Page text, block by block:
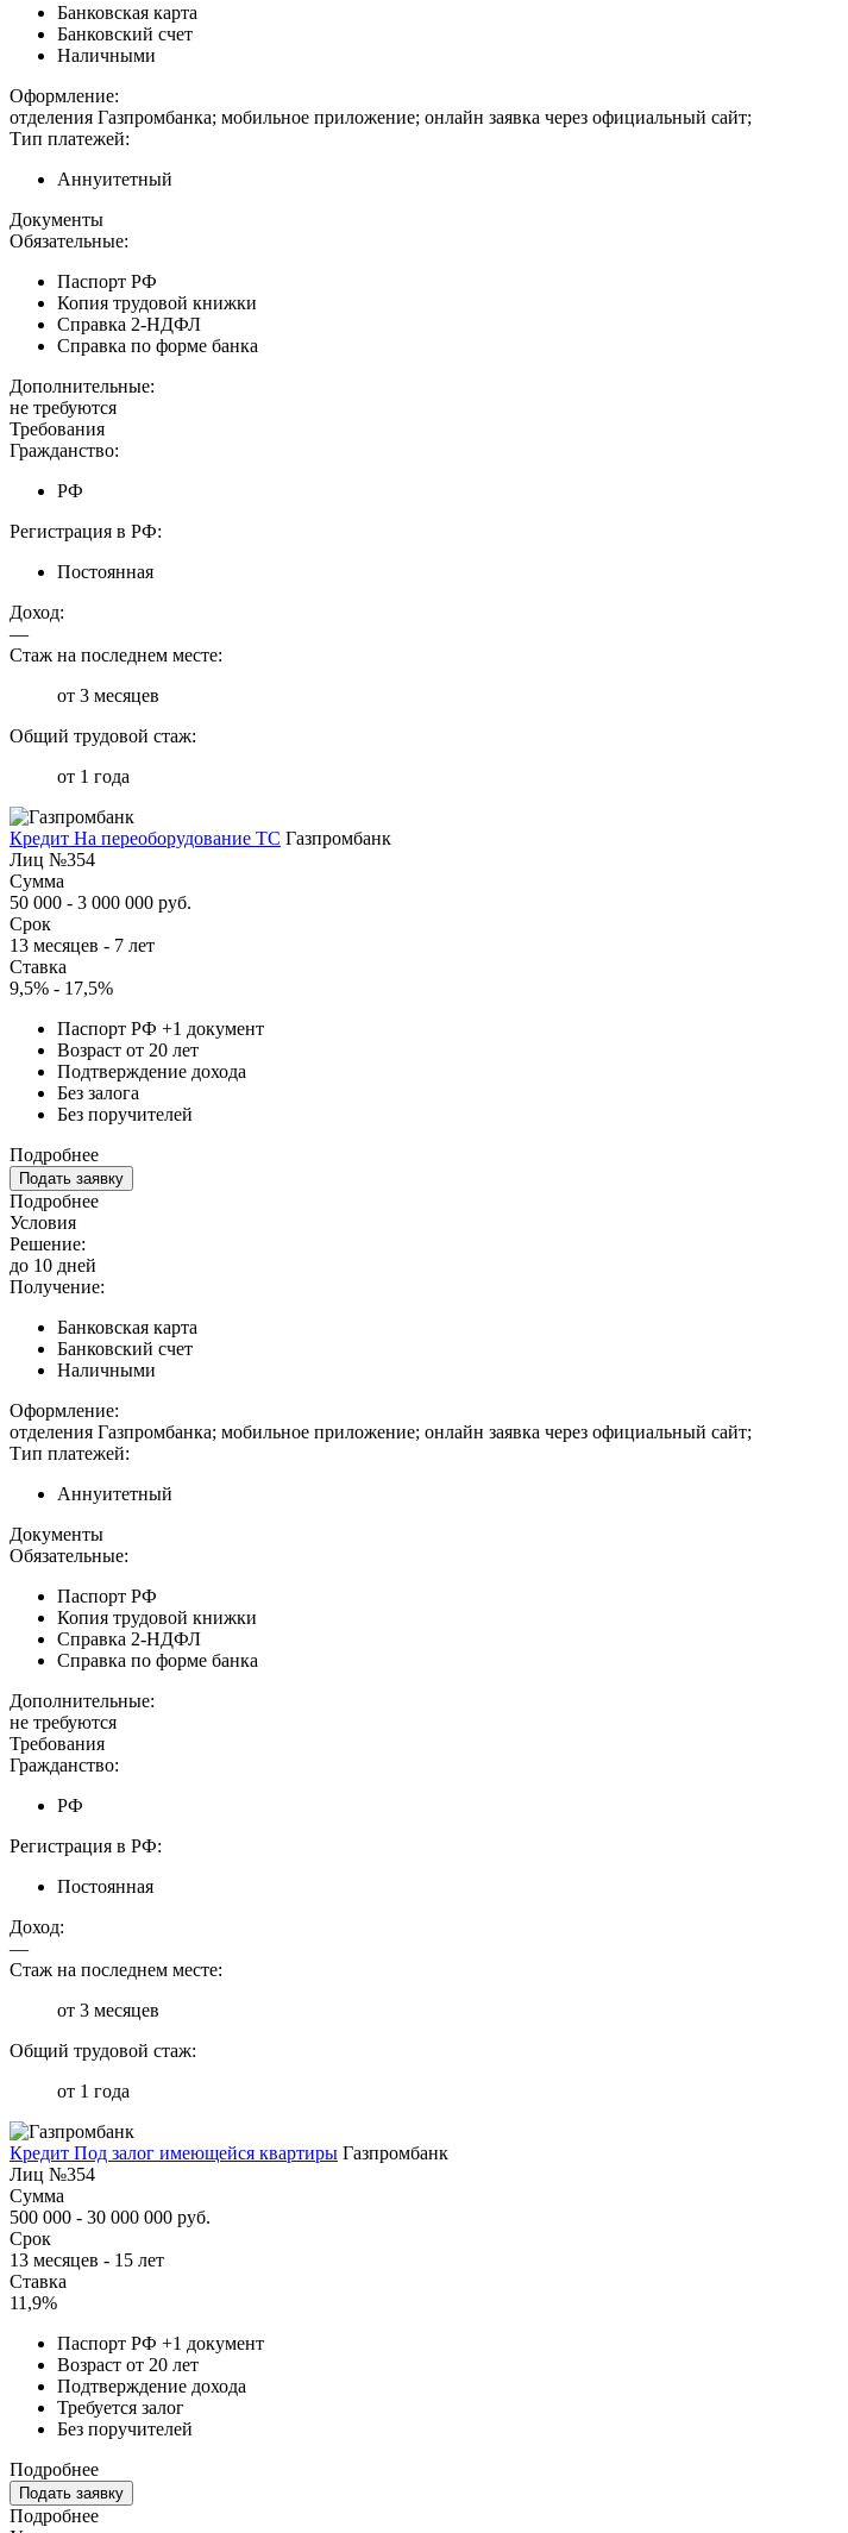
Банковская карта
Банковский счет
Наличными
Оформление:
отделения Газпромбанка; мобильное приложение; онлайн заявка через официальный сайт;
Тип платежей:
Аннуитетный
Документы
Обязательные:
Паспорт РФ
Копия трудовой книжки
Справка 2-НДФЛ
Справка по форме банка
Дополнительные:
не требуются
Требования
Гражданство:
РФ
Регистрация в РФ:
Постоянная
Доход:
—
Стаж на последнем месте:
от 3 месяцев
Общий трудовой стаж:
от 1 года
Кредит На переоборудование ТС Газпромбанк
Лиц №354
Сумма
50 000 - 3 000 000 руб.
Срок
13 месяцев - 7 лет
Ставка
9,5% - 17,5%
Паспорт РФ +1 документ
Возраст от 20 лет
Подтверждение дохода
Без залога
Без поручителей
Подробнее
Подать заявку
Подробнее
Условия
Решение:
до 10 дней
Получение:
Банковская карта
Банковский счет
Наличными
Оформление:
отделения Газпромбанка; мобильное приложение; онлайн заявка через официальный сайт;
Тип платежей:
Аннуитетный
Документы
Обязательные:
Паспорт РФ
Копия трудовой книжки
Справка 2-НДФЛ
Справка по форме банка
Дополнительные:
не требуются
Требования
Гражданство:
РФ
Регистрация в РФ:
Постоянная
Доход:
—
Стаж на последнем месте:
от 3 месяцев
Общий трудовой стаж:
от 1 года
Кредит Под залог имеющейся квартиры Газпромбанк
Лиц №354
Сумма
500 000 - 30 000 000 руб.
Срок
13 месяцев - 15 лет
Ставка
11,9%
Паспорт РФ +1 документ
Возраст от 20 лет
Подтверждение дохода
Требуется залог
Без поручителей
Подробнее
Подать заявку
Подробнее